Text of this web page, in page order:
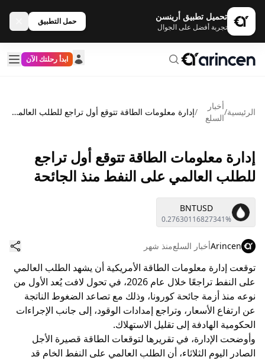
تحميل تطبيق أرينسن
تجربة أفضل على الجوال
حمل التطبيق
ابدأ رحلتك الآن
الرئيسية/
أخبار
السلع
/ إدارة معلومات الطاقة تتوقع أول تراجع للطلب العالمي على النفط منذ الجائحة
إدارة معلومات الطاقة تتوقع أول تراجع
للطلب العالمي على النفط منذ الجائحة
BNTUSD
0.27630116827341%
Arincenأخبار السلعمنذ شهر
توقعت إدارة معلومات الطاقة الأمريكية أن يشهد الطلب العالمي
على النفط تراجعًا خلال عام 2026، في تحول لافت يُعد الأول من
نوعه منذ أزمة جائحة كورونا، وذلك مع تصاعد الضغوط الناتجة
عن ارتفاع الأسعار، وتراجع إمدادات الوقود، إلى جانب الإجراءات
الحكومية الهادفة إلى تقليل الاستهلاك.
وأوضحت الإدارة، في تقريرها لتوقعات الطاقة قصيرة الأجل
الصادر اليوم الثلاثاء، أن الطلب العالمي على النفط الخام قد